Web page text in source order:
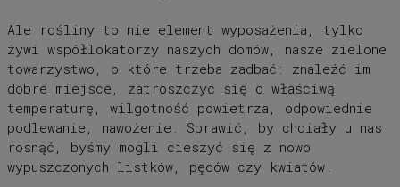
Ale rośliny to nie element wyposażenia, tylko
żywi współlokatorzy naszych domów, nasze zielone
towarzystwo, o które trzeba zadbać: znaleźć im
dobre miejsce, zatroszczyć się o właściwą
temperaturę, wilgotność powietrza, odpowiednie
podlewanie, nawożenie. Sprawić, by chciały u nas
rosnąć, byśmy mogli cieszyć się z nowo
wypuszczonych listków, pędów czy kwiatów.